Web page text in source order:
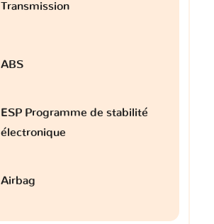
Transmission
ABS
ESP Programme de stabilité
électronique
Airbag